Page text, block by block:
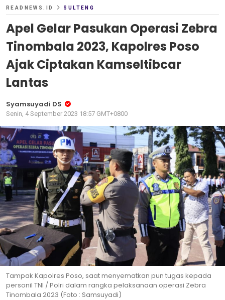
READNEWS.ID SULTENG
Apel Gelar Pasukan Operasi Zebra
Tinombala 2023, Kapolres Poso
Ajak Ciptakan Kamseltibcar
Lantas
Syamsuyadi DS
Senin, 4 September 2023 18:57 GMT+0800
Tampak Kapolres Poso, saat menyematkan pun tugas kepada
personil TNI / Polri dalam rangka pelaksanaan operasi Zebra
Tinombala 2023 (Foto : Samsuyadi)